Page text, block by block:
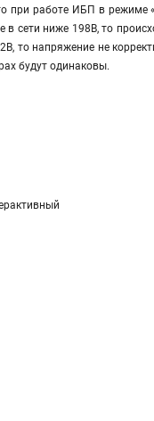
работе ИБП в режиме
в сети ниже 198В, то
то напряжение не
будут одинаковы.